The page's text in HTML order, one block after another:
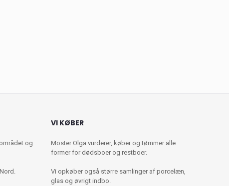
og
VI KØBER
Moster Olga vurderer, køber og tømmer alle
former for dødsboer og restboer.
Vi opkøber også større samlinger af porcelæn,
glas og øvrigt indbo.